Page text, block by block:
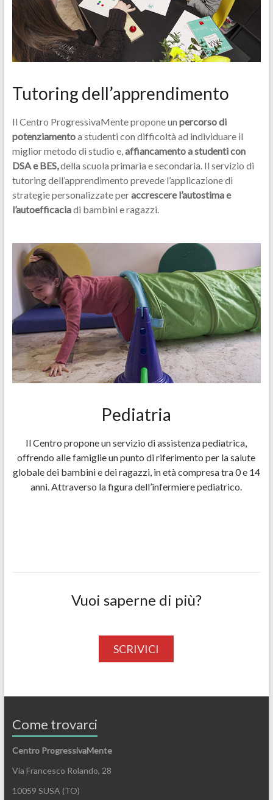
Tutoring dell’apprendimento
Il Centro ProgressivaMente propone un percorso di
potenziamentoa studenti con difficoltà ad individuare il
miglior metodo di studio e,affiancamento a studenti con
DSA e BES,della scuola primaria e secondaria. Il servizio di
tutoring dell’apprendimento prevede l’applicazione di
strategie personalizzate peraccrescere l’autostima e
l’autoefficaciadi bambini e ragazzi.
Pediatria
Il Centro propone un servizio di assistenza pediatrica,
offrendo alle famiglie un punto di riferimento per la salute
globale dei bambini e dei ragazzi, in età compresa tra 0 e 14
anni. Attraverso la figura dell’infermiere pediatrico.
Vuoi saperne di più?
SCRIVICI
Come trovarci
Centro ProgressivaMente
Via Francesco Rolando, 28
10059 SUSA (TO)